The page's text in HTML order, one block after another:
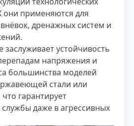
они применяются для
дренажных систем и
устойчивость
напряжения и
большинства моделей
стали или
гарантирует
даже в агрессивных